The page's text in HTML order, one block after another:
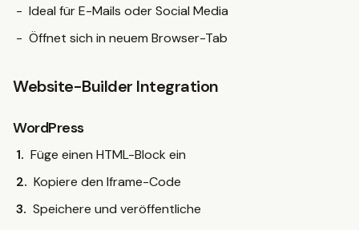
Ideal für E-Mails oder Social Media
Öffnet sich in neuem Browser-Tab
Website-Builder Integration
WordPress
Füge einen HTML-Block ein
Kopiere den Iframe-Code
Speichere und veröffentliche